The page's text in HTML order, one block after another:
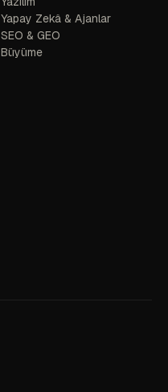
Yapay Zekâ & Ajanlar
SEO & GEO
Büyüme